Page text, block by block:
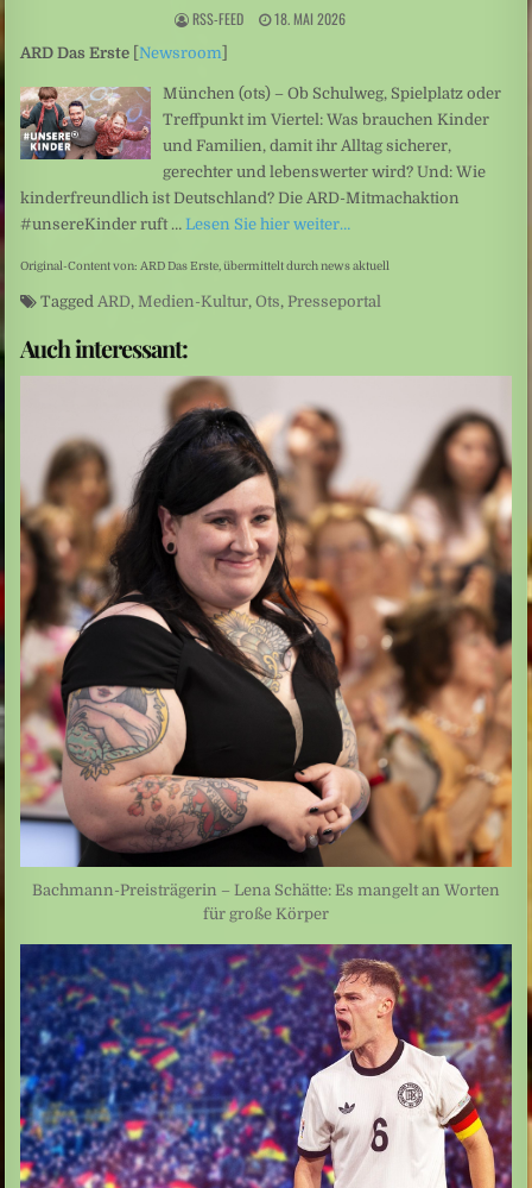
RSS-FEED 18. MAI 2026
ARD Das Erste [Newsroom]
München (ots) – Ob Schulweg, Spielplatz oder
Treffpunkt im Viertel: Was brauchen Kinder
und Familien, damit ihr Alltag sicherer,
gerechter und lebenswerter wird? Und: Wie
kinderfreundlich ist Deutschland? Die ARD-Mitmachaktion
#unsereKinder ruft … Lesen Sie hier weiter…
Original-Content von: ARD Das Erste, übermittelt durch news aktuell
Tagged ARD, Medien-Kultur,Ots, Presseportal
Auch interessant:
Bachmann-Preisträgerin – Lena Schätte: Es mangelt an Worten
für große Körper